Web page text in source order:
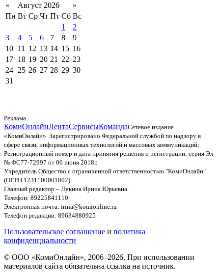
« Август 2026
»
Пн Вт Ср Чт Пт Сб Вс
1
2
3
4 5 6 7 8
9
10 11 12 13 14 15 16
17 18 19 20 21 22 23
24 25 26 27 28 29 30
31
Реклама
КомиОнлайнЛентаСервисыКомандаСетевое издание
«КомиОнлайн». Зарегистрировано Федеральной службой по надзору в
сфере связи, информационных технологий и массовых коммуникаций;
Регистрационный номер и дата принятия решения о регистрации: серия Эл
№ ФС77-72997 от 06 июня 2018г.
Учредитель Общество с ограниченной ответственностью "КомиОнлайн"
(ОГРН 1231100001802)
Главный редактор – Лукина Ирина Юрьевна.
Телефон: 89225841110
Электронная почта: irina@komionline.ru
Телефон редакции: 89634880925
Пользовательское соглашение и политика
конфиденциальности
© ООО «КомиОнлайн», 2006–2026. При использовании
материалов сайта обязательна ссылка на источник.